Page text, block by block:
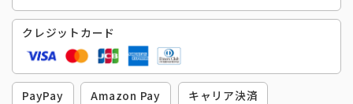
クレジットカード
PayPay Amazon Pay キャリア決済